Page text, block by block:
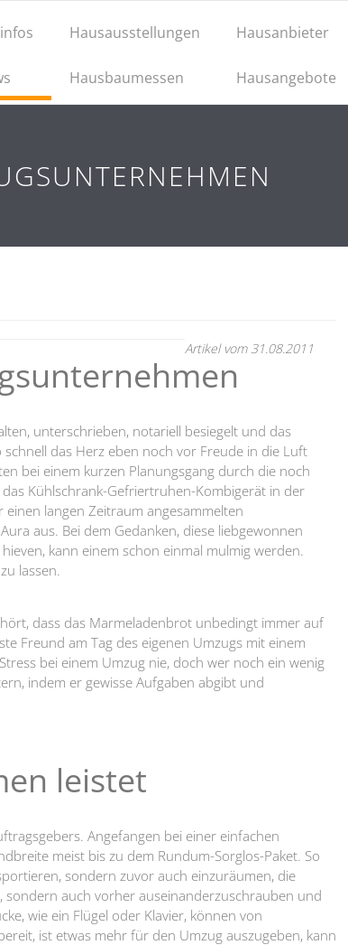
Hausausstellungen
Hausbaumessen
Hausanbieter
Hausangebote
Artikel vom 31.08.2011
unterschrieben, notariell besiegelt und das
das Herz eben noch vor Freude in die Luft
bei einem kurzen Planungsgang durch die noch
Kühlschrank-Gefriertruhen-Kombigerät in der
langen Zeitraum angesammelten
aus. Bei dem Gedanken, diese liebgewonnen
kann einem schon einmal mulmig werden.
lassen.
dass das Marmeladenbrot unbedingt immer auf
Freund am Tag des eigenen Umzugs mit einem
bei einem Umzug nie, doch wer noch ein wenig
indem er gewisse Aufgaben abgibt und
leistet
Angefangen bei einer einfachen
meist bis zu dem Rundum-Sorglos-Paket. So
sondern zuvor auch einzuräumen, die
auch vorher auseinanderzuschrauben und
wie ein Flügel oder Klavier, können von
ist etwas mehr für den Umzug auszugeben, kann